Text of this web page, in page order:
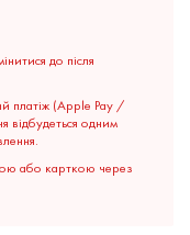
до після
платіж (Apple Pay /
відбудеться одним
або карткою через